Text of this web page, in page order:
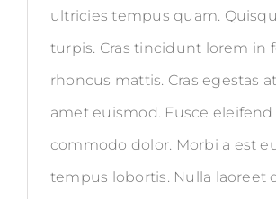
ultricies tempus quam.
turpis. Cras tincidunt lorem in
rhoncus mattis. Cras egestas
amet euismod. Fusce eleifend
commodo dolor. Morbi a est
tempus lobortis. Nulla laoreet